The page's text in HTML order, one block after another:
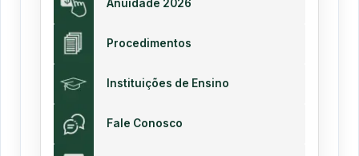
Anuidade 2026
Procedimentos
Instituições de Ensino
Fale Conosco